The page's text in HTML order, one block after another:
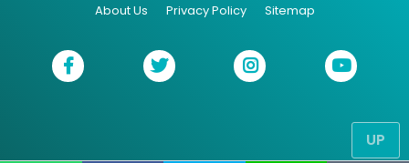
UP
About Us
Privacy Policy Sitemap